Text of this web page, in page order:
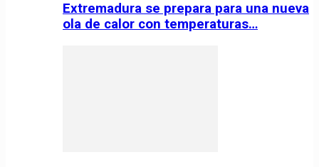
Extremadura se prepara para una nueva
ola de calor con temperaturas…